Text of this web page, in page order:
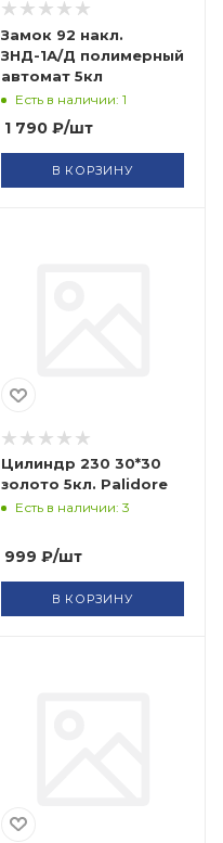
Замок 92 накл.
ЗНД-1А/Д полимерный
автомат 5кл
Есть в наличии: 1
1 790₽/шт
В КОРЗИНУ
Цилиндр 230 30*30
золото 5кл. Palidore
Есть в наличии: 3
999 ₽/шт
В КОРЗИНУ